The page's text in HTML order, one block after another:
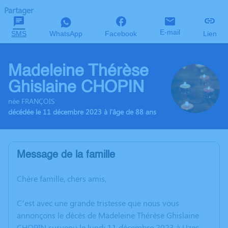
Partager
SMS WhatsApp Facebook E-mail Lien
Madeleine Thérèse
Ghislaine CHOPIN
née FRANÇOIS
décédée le 11 décembre 2023 à l'âge de 88 ans
Message de la famille
Chère famille, chers amis,
C’est avec une grande tristesse que nous vous
annonçons le décès de Madeleine Thérèse Ghislaine